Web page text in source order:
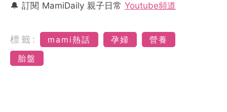
🔔 訂閱 MamiDaily 親子日常 Youtube頻道
標籤: mami熱話 孕婦
營養
胎盤